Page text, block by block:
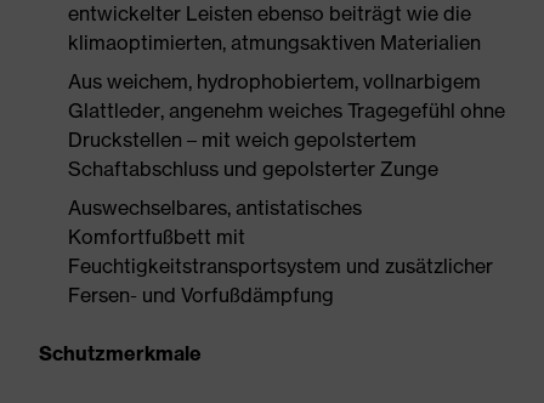
entwickelter Leisten ebenso beiträgt wie die
klimaoptimierten, atmungsaktiven Materialien
Aus weichem, hydrophobiertem, vollnarbigem
Glattleder, angenehm weiches Tragegefühl ohne
Druckstellen – mit weich gepolstertem
Schaftabschluss und gepolsterter Zunge
Auswechselbares, antistatisches
Komfortfußbett mit
Feuchtigkeitstransportsystem und zusätzlicher
Fersen- und Vorfußdämpfung
Schutzmerkmale